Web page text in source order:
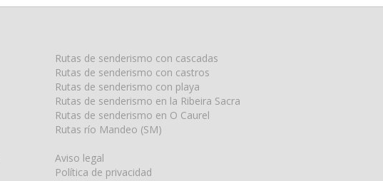
Rutas de senderismo con cascadas
Rutas de senderismo con castros
Rutas de senderismo con playa
Rutas de senderismo en la Ribeira Sacra
Rutas de senderismo en O Caurel
Rutas río Mandeo (SM)
Aviso legal
Política de privacidad